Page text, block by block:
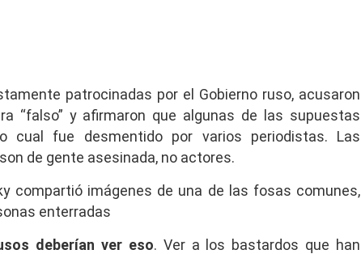
patrocinadas por el Gobierno ruso, acusaron
“falso” y afirmaron que algunas de las supuestas
cual fue desmentido por varios periodistas. Las
de gente asesinada, no actores.
compartió imágenes de una de las fosas comunes,
enterradas
deberían ver eso. Ver a los bastardos que han